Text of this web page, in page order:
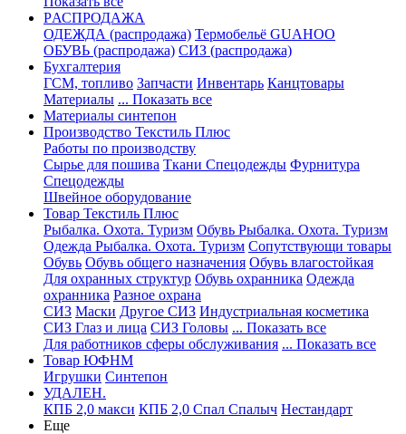
PАСПРОДАЖА
ОДЕЖДА (распродажа) Термобельё GUAHOO
ОБУВЬ (распродажа) СИЗ (распродажа)
Бухгалтерия
ГСМ, топливо Запчасти Инвентарь Канцтовары
Материалы ... Показать все
Материалы синтепон
Производство Текстиль Плюс
Работы по производству
Сырье для пошива Ткани Спецодежды Фурнитура
Спецодежды
Швейное оборудование
Товар Текстиль Плюс
Рыбалка. Охота. Туризм Обувь Рыбалка. Охота. Туризм
Одежда Рыбалка. Охота. Туризм Сопутствующи товары
Обувь Обувь общего назначения Обувь влагостойкая
Для охранных структур Обувь охранника Одежда
охранника Разное охрана
СИЗ Маски Другое СИЗ Индустриальная косметика
СИЗ Глаз и лица СИЗ Головы ... Показать все
Для работников сферы обслуживания ... Показать все
Товар ЮФНМ
Игрушки Синтепон
УДАЛЕН.
КПБ 2,0 макси КПБ 2,0 Спал Спалыч Нестандарт
Еще